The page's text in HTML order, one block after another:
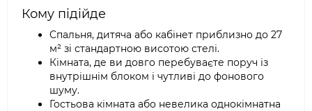
Кому підійде
Спальня, дитяча або кабінет приблизно до 27
м² зі стандартною висотою стелі.
Кімната, де ви довго перебуваєте поруч із
внутрішнім блоком і чутливі до фонового
шуму.
Гостьова кімната або невелика однокімнатна